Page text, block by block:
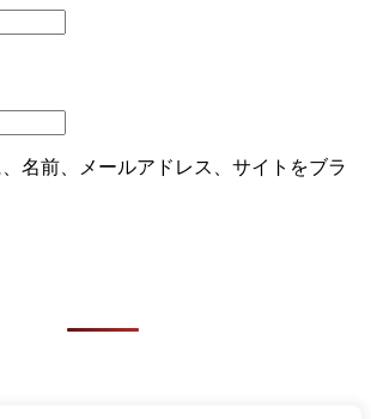
名前、メールアドレス、サイトをブラ